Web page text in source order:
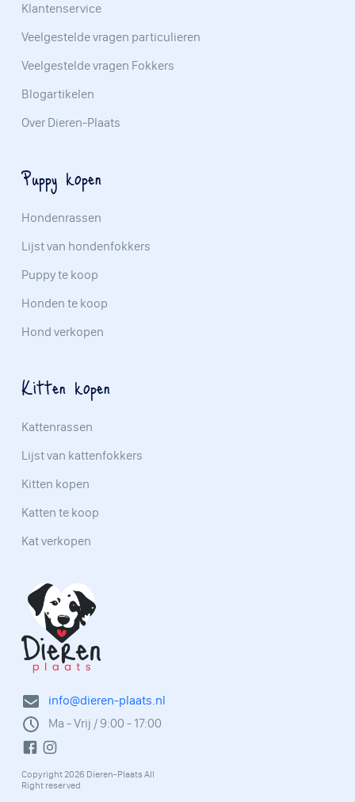
info@dieren-plaats.nl
Ma - Vrij / 9:00 - 17:00
Copyright 2026 Dieren-Plaats All
Right reserved
Klantenservice
Veelgestelde vragen particulieren
Veelgestelde vragen Fokkers
Blogartikelen
Over Dieren-Plaats
Puppy kopen
Hondenrassen
Lijst van hondenfokkers
Puppy te koop
Honden te koop
Hond verkopen
Kitten kopen
Kattenrassen
Lijst van kattenfokkers
Kitten kopen
Katten te koop
Kat verkopen